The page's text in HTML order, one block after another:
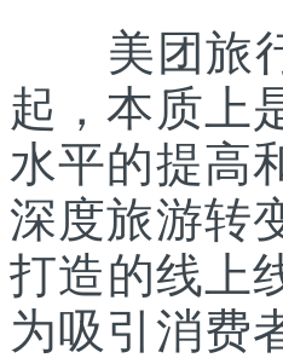
美团旅行
起，本质上
水平的提高
深度旅游转
打造的线上
为吸引消费